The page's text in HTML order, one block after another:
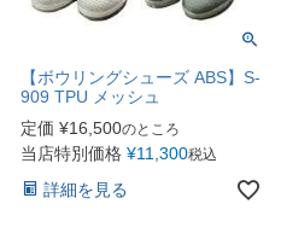
【ボウリングシューズ ABS】S-
909 TPU メッシュ
定価 ¥16,500のところ
当店特別価格 ¥11,300税込
詳細を見る